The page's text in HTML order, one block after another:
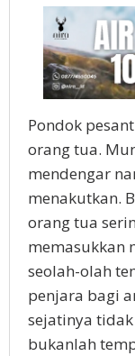
Pondok
orang tua.
mendengar
menakutkan.
orang tua
memasukkan
seolah-olah
penjara bagi
sejatinya
bukanlah